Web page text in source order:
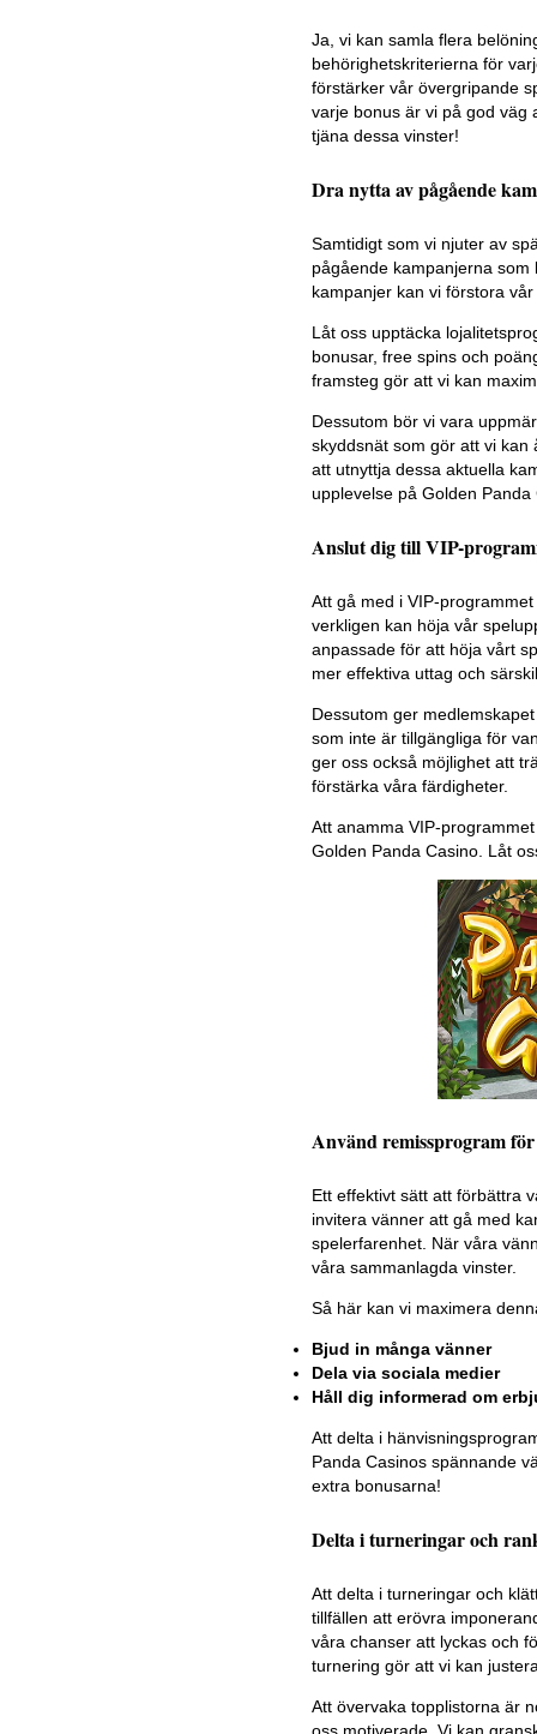
Ja, vi kan samla flera
behörighetskriterierna för
förstärker vår övergripande
varje bonus är vi på god väg
tjäna dessa vinster!
Dra nytta av pågående
Samtidigt som vi njuter av
pågående kampanjerna
kampanjer kan vi förstora
Låt oss upptäcka
bonusar, free spins och
framsteg gör att vi kan
Dessutom bör vi vara
skyddsnät som gör att vi kan
att utnyttja dessa aktuella
upplevelse på Golden Panda
Anslut dig till VIP-
Att gå med i VIP-
verkligen kan höja vår
anpassade för att höja vårt
mer effektiva uttag och
Dessutom ger
som inte är tillgängliga för
ger oss också möjlighet att
förstärka våra färdigheter.
Att anamma VIP-
Golden Panda Casino. Låt
Använd remissprogram
Ett effektivt sätt att förbättra
invitera vänner att gå med
spelerfarenhet. När våra
våra sammanlagda vinster.
Så här kan vi maximera
Bjud in många vänner
Dela via sociala medier
Håll dig informerad om
Att delta i
Panda Casinos spännande
extra bonusarna!
Delta i turneringar och
Att delta i turneringar och
tillfällen att erövra
våra chanser att lyckas och
turnering gör att vi kan
Att övervaka topplistorna är